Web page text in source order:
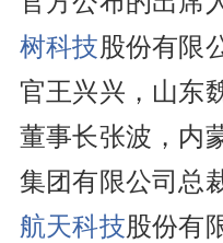
树科技股份有限
官王兴兴，山东
董事长张波，内
集团有限公司总
航天科技股份有